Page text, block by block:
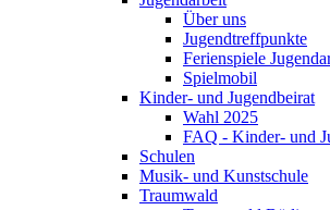
Über uns
Jugendtreffpunkte
Ferienspiele
Spielmobil
Kinder- und Jugendbeirat
Wahl 2025
FAQ - Kinder- und
Schulen
Musik- und Kunstschule
Traumwald